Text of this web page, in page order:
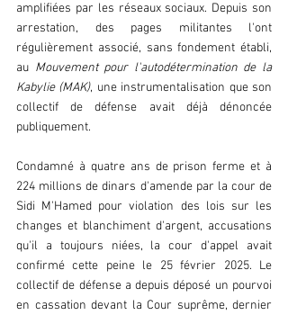
amplifiées par les réseaux sociaux. Depuis son
arrestation, des pages militantes l'ont
régulièrement associé, sans fondement établi,
au Mouvement pour l'autodétermination de la
Kabylie (MAK), une instrumentalisation que son
collectif de défense avait déjà dénoncée
publiquement.
Condamné à quatre ans de prison ferme et à
224 millions de dinars d'amende par la cour de
Sidi M'Hamed pour violation des lois sur les
changes et blanchiment d'argent, accusations
qu'il a toujours niées, la cour d'appel avait
confirmé cette peine le 25 février 2025. Le
collectif de défense a depuis déposé un pourvoi
en cassation devant la Cour suprême, dernier